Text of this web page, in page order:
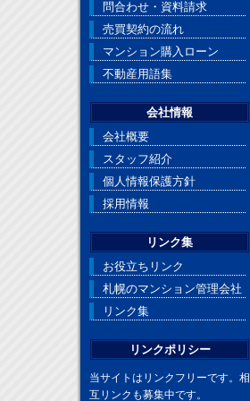
問合わせ・資料請求
売買契約の流れ
マンション購入ローン
不動産用語集
会社情報
会社概要
スタッフ紹介
個人情報保護方針
採用情報
リンク集
お役立ちリンク
札幌のマンション管理会社
リンク集
リンクポリシー
当サイトはリンクフリーです。相
互リンクも募集中です。